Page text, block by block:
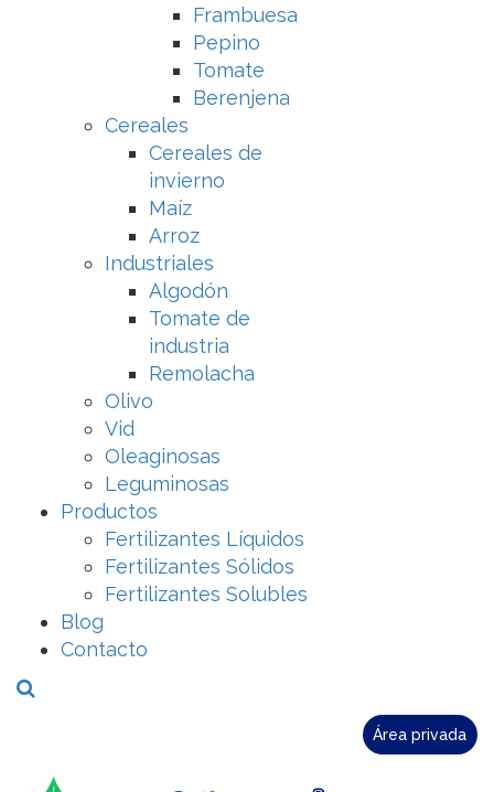
Frambuesa
Pepino
Tomate
Berenjena
Cereales
Cereales de
invierno
Maíz
Arroz
Industriales
Algodón
Tomate de
industria
Remolacha
Olivo
Vid
Oleaginosas
Leguminosas
Productos
Fertilizantes Líquidos
Fertilizantes Sólidos
Fertilizantes Solubles
Blog
Contacto
Área privada